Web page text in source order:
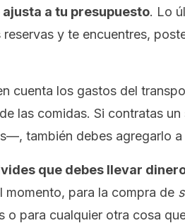
a tu presupuesto. Lo
reservas y te encuentres,
cuenta los gastos del
las comidas. Si contratas
también debes agregarlo
que debes llevar
momento, para la compra de
o para cualquier otra cosa